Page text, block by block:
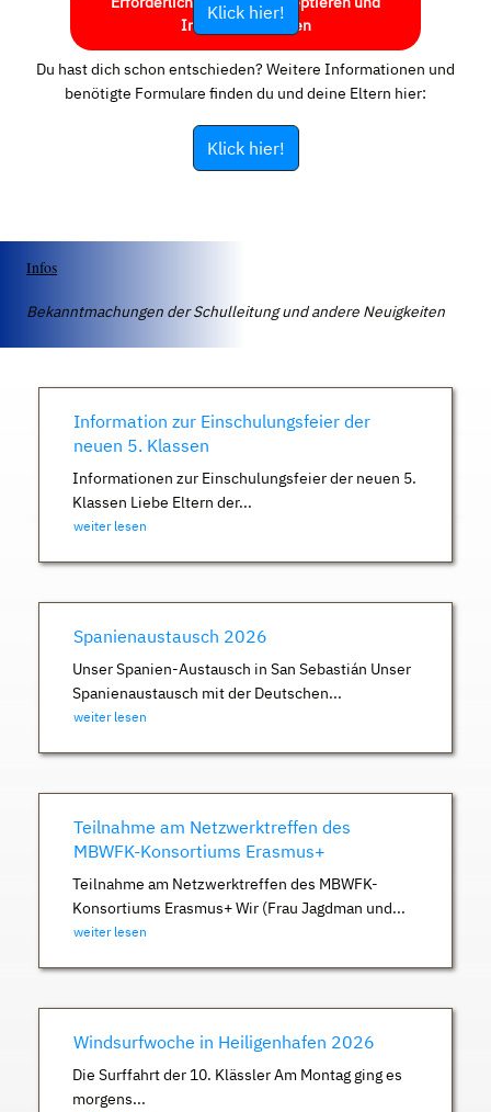
Inhalte entsperren
Klick hier!
Du hast dich schon entschieden? Weitere Informationen und
benötigte Formulare finden du und deine Eltern hier:
Klick hier!
Infos
Bekanntmachungen der Schulleitung und andere Neuigkeiten
Information zur Einschulungsfeier der
neuen 5. Klassen
Informationen zur Einschulungsfeier der neuen 5.
Klassen Liebe Eltern der...
weiter lesen
Spanienaustausch 2026
Unser Spanien-Austausch in San Sebastián Unser
Spanienaustausch mit der Deutschen...
weiter lesen
Teilnahme am Netzwerktreffen des
MBWFK-Konsortiums Erasmus+
Teilnahme am Netzwerktreffen des MBWFK-
Konsortiums Erasmus+ Wir (Frau Jagdman und...
weiter lesen
Windsurfwoche in Heiligenhafen 2026
Die Surffahrt der 10. Klässler Am Montag ging es
morgens...